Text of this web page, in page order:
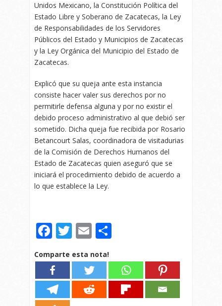
Unidos Mexicano, la Constitución Política del
Estado Libre y Soberano de Zacatecas, la Ley
de Responsabilidades de los Servidores
Públicos del Estado y Municipios de Zacatecas
y la Ley Orgánica del Municipio del Estado de
Zacatecas.
Explicó que su queja ante esta instancia
consiste hacer valer sus derechos por no
permitirle defensa alguna y por no existir el
debido proceso administrativo al que debió ser
sometido. Dicha queja fue recibida por Rosario
Betancourt Salas, coordinadora de visitadurias
de la Comisión de Derechos Humanos del
Estado de Zacatecas quien aseguró que se
iniciará el procedimiento debido de acuerdo a
lo que establece la Ley.
Facebook
Twitter
Email
Comparte esta nota!